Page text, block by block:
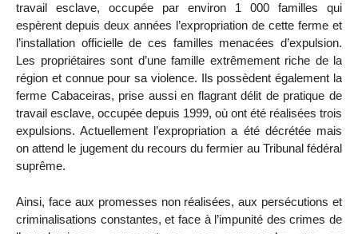
travail esclave, occupée par environ 1 000 familles qui
espèrent depuis deux années l’expropriation de cette ferme et
l’installation officielle de ces familles menacées d’expulsion.
Les propriétaires sont d’une famille extrêmement riche de la
région et connue pour sa violence. Ils possèdent également la
ferme Cabaceiras, prise aussi en flagrant délit de pratique de
travail esclave, occupée depuis 1999, où ont été réalisées trois
expulsions. Actuellement l’expropriation a été décrétée mais
on attend le jugement du recours du fermier au Tribunal fédéral
suprême.
Ainsi, face aux promesses non réalisées, aux persécutions et
criminalisations constantes, et face à l’impunité des crimes de